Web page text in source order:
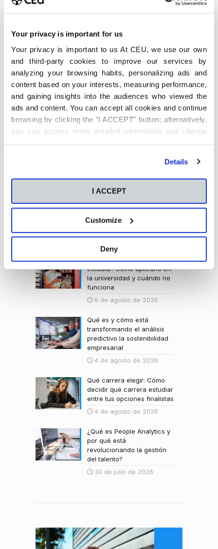
Your privacy is important for us
Your privacy is important to us At CEU, we use our own
and third-party cookies to improve our services by
analyzing your browsing habits, personalizing ads and
content based on your interests, measuring performance,
and gaining insights into the audiences who viewed the
ads and content. You can accept all cookies and continue
browsing by clicking the "I ACCEPT" button; alternatively,
you can access more detailed information and change
Details
I ACCEPT
Customize
Deny
estuvieron encantados de compartir esta experiencia.
Acerca de Últimas entradas
Cándida Filgueira Arias
Últimas publicaciones
Método Pomodoro para
estudiar: Cómo aplicarlo en
la universidad y cuándo no
funciona
6 de agosto de 2026
Qué es y cómo está
transformando el análisis
predictivo la sostenibilidad
empresarial
4 de agosto de 2026
Qué carrera elegir: Cómo
decidir qué carrera estudiar
entre tus opciones finalistas
4 de agosto de 2026
¿Qué es People Analytics y
por qué está
revolucionando la gestión
del talento?
30 de julio de 2026